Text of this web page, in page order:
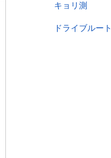
キョリ測
ドライブルート